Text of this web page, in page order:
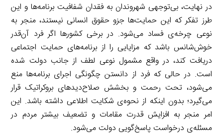
در نهایت، بی‌توجهی شهروندان به فقدان شفافیت برنامه‌ها و این
طرز تفکر که این حمایت‌ها جزو حقوق انسانی نیستند، منجر به
نوعی چرخه‌ی فساد می‌شود. در برخی کشورها اگر فرد آن‌قدر
خوش‌شانس باشد که مزایایی را از برنامه‌های حمایت اجتماعی
دریافت کند، در واقع مشمول نوعی لطف از جانب دولت شده
است. در حالی که فرد از دانستن چگونگی اجرای برنامه‌ها منع
می‌شود، تحت رحمت و بخشش صلاح‌دیدهای بروکراتیک قرار
می‌گیرد؛ بدون اینکه از نحوه‌ی شکایت اطلاعی داشته باشد. این
امر منجر به افزایش قدرت مقامات و تضعیف بیشتر مردم در
مسئله‌ی درخواست پاسخ‌گویی دولت می‌شود.